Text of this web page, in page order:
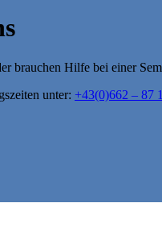
brauchen Hilfe bei einer
unter: +43(0)662 – 87